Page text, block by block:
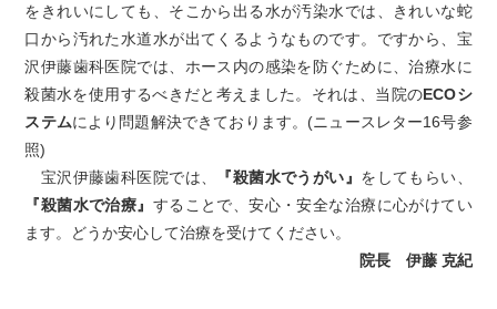
をきれいにしても、そこから出る水が汚染水では、きれいな蛇
口から汚れた水道水が出てくるようなものです。ですから、宝
沢伊藤歯科医院では、ホース内の感染を防ぐために、治療水に
殺菌水を使用するべきだと考えました。それは、当院のECOシ
ステムにより問題解決できております。(ニュースレター16号参
照)
宝沢伊藤歯科医院では、
『殺菌水でうがい』 をしてもらい、
『殺菌水で治療』 することで、安心・安全な治療に心がけてい
ます。どうか安心して治療を受けてください。
院長 伊藤 克紀